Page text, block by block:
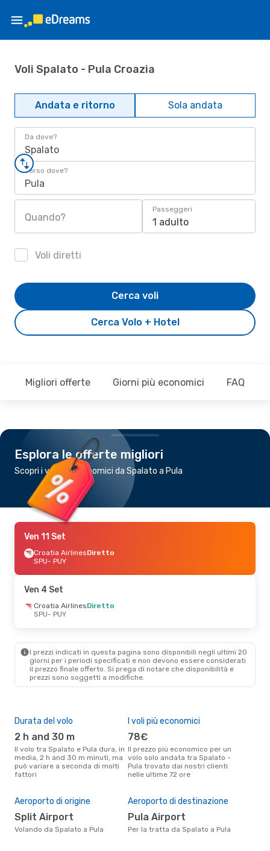
Voli Spalato - Pula Croazia
Andata e ritorno Sola andata
Da dove?
Spalato
Verso dove?
Pula
Quando?
Passeggeri
1 adulto
Voli diretti
Cerca Volo + Hotel
Cerca voli
Migliori offerte Giorni più economici FAQ
Esplora le offerte migliori
Scopri i voli più economici da Spalato a Pula
Ven 11 Set
Croatia AirlinesDiretto
SPU- PUY
Ven 4 Set
Croatia AirlinesDiretto
SPU- PUY
I prezzi indicati in questa pagina sono disponibili negli ultimi 20
giorni per i periodi specificati e non devono essere considerati
il ​​prezzo finale offerto. Si prega di notare che disponibilità e
prezzi sono soggetti a modifiche.
Durata del volo
2 h and 30 m
Il volo tra Spalato e Pula dura, in
media, 2 h and 30 m minuti, ma
può variare a seconda di molti
fattori
I voli più economici
78€
Il prezzo più economico per un
volo solo andata tra Spalato -
Pula trovato dai nostri clienti
nelle ultime 72 ore
Aeroporto di origine
Split Airport
Volando da Spalato a Pula
Aeroporto di destinazione
Pula Airport
Per la tratta da Spalato a Pula